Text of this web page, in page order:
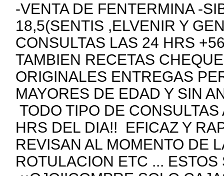
-VENTA DE FENTERMINA -
18,5(SENTIS ,ELVENIR Y
CONSULTAS LAS 24 HRS
TAMBIEN RECETAS
ORIGINALES ENTREGAS
MAYORES DE EDAD Y SIN
TODO TIPO DE
HRS DEL DIA!! EFICAZ Y
REVISAN AL MOMENTO DE
ROTULACION ETC ...